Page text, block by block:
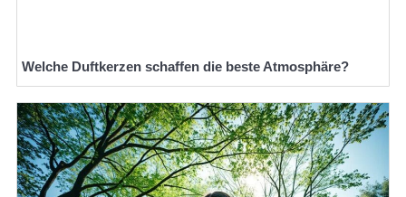
Welche Duftkerzen schaffen die beste Atmosphäre?